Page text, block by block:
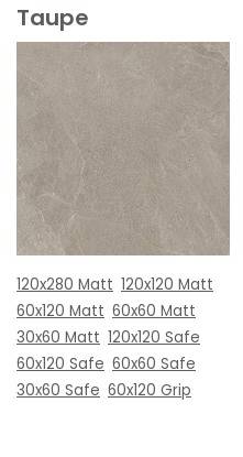
Taupe
120x280 Matt 120x120 Matt
60x120 Matt 60x60 Matt
30x60 Matt 120x120 Safe
60x120 Safe 60x60 Safe
30x60 Safe 60x120 Grip